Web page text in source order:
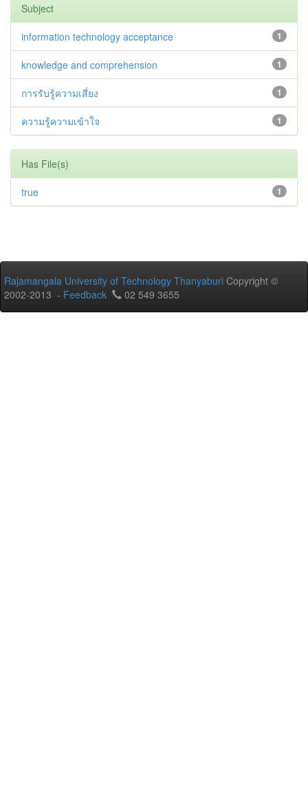
Subject
1
information technology acceptance
1
knowledge and comprehension
1
การรับรู้ความเสี่ยง
1
ความรู้ความเข้าใจ
Has File(s)
1
true
Rajamangala University of Technology Thanyaburi Copyright ©
2002-2013 - Feedback 02 549 3655